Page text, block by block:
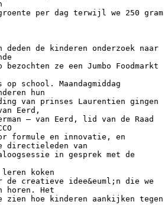
per dag terwijl we 250 gram
deden de kinderen onderzoek naar
ze een Jumbo Foodmarkt
school. Maandagmiddag
hun
van prinses Laurentien gingen
Eerd,
– van Eerd, lid van de Raad
formule en innovatie, en
directieleden van
in gesprek met de
leren koken
creatieve idee&euml;n die we
horen. Het
zien hoe kinderen aankijken tegen